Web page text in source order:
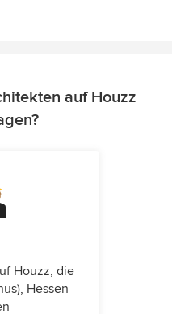
auf Houzz
Houzz, die
Hessen